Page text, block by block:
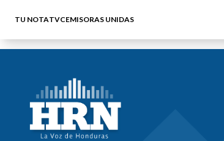
TU NOTATVCEMISORAS UNIDAS